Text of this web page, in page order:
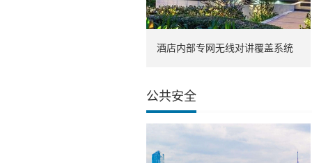
酒店内部专网无线对讲覆盖系统
公共安全